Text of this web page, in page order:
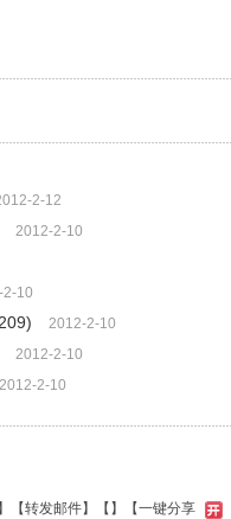
2-12
2012-2-10
2-10
2012-2-10
2012-2-10
2012-2-10
】【转发邮件】【 】 【一键分享